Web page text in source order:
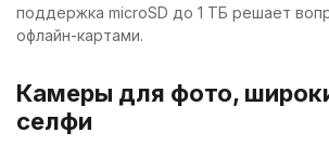
поддержка microSD до 1 ТБ решает
офлайн-картами.
Камеры для фото,
селфи